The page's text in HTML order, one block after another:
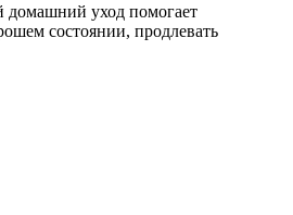
уход помогает
состоянии, продлевать